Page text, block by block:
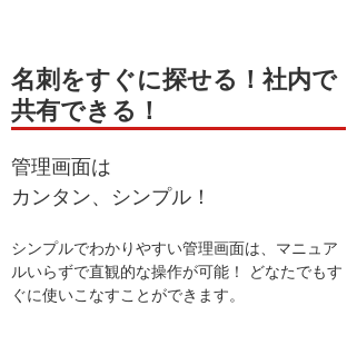
名刺をすぐに探せる！社内で
共有できる！
管理画面は
カンタン、シンプル！
シンプルでわかりやすい管理画面は、マニュア
ルいらずで直観的な操作が可能！ どなたでもす
ぐに使いこなすことができます。